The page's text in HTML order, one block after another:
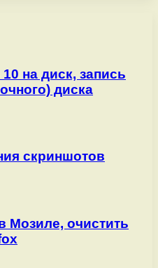
на диск, запись
диска
скриншотов
Мозиле, очистить